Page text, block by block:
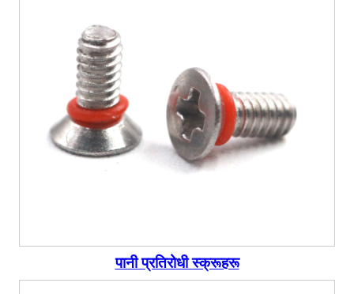
पानी प्रतिरोधी स्क्रूहरू